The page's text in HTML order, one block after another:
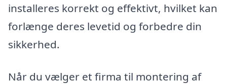
installeres korrekt og effektivt, hvilket kan
forlænge deres levetid og forbedre din
sikkerhed.
Når du vælger et firma til montering af